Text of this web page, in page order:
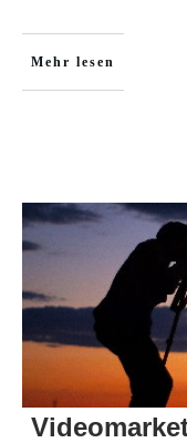
Mehr lesen